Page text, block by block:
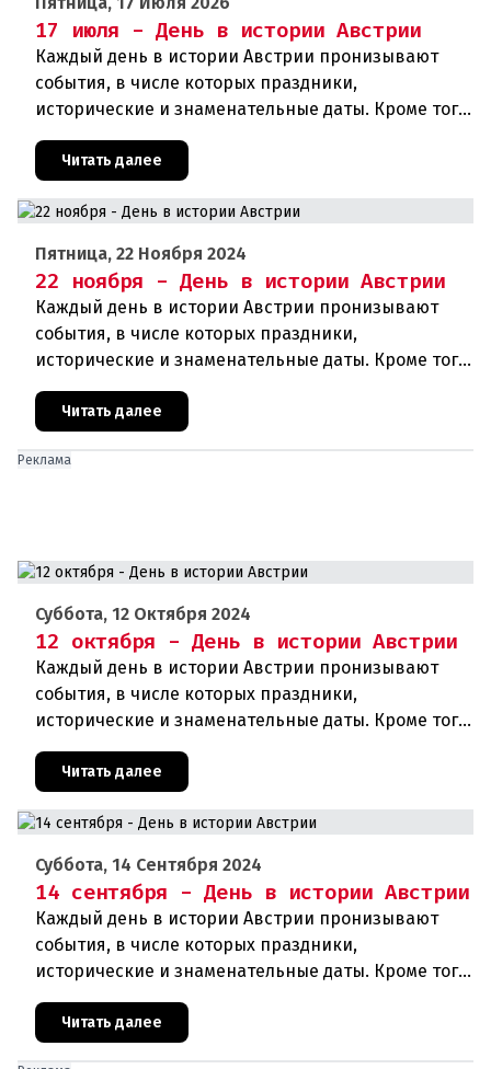
17 июля - День в истории Австрии
Каждый день в истории Австрии пронизывают
события, в числе которых праздники,
исторические и знаменательные даты. Кроме того
дни рождения различных деятелей страны, а
также дни их смерти. Что же произ
Читать далее
Пятница, 22 Ноября 2024
22 ноября - День в истории Австрии
Каждый день в истории Австрии пронизывают
события, в числе которых праздники,
исторические и знаменательные даты. Кроме того
дни рождения различных деятелей Австрии, а
также дни их смерти. Что же прои
Читать далее
Реклама
Суббота, 12 Октября 2024
12 октября - День в истории Австрии
Каждый день в истории Австрии пронизывают
события, в числе которых праздники,
исторические и знаменательные даты. Кроме того,
дни рождения различных деятелей страны, а
также дни их смерти. Что же прои
Читать далее
Суббота, 14 Сентября 2024
14 сентября - День в истории Австрии
Каждый день в истории Австрии пронизывают
события, в числе которых праздники,
исторические и знаменательные даты. Кроме того
дни рождения различных деятелей Австрии, а
также дни их смерти. Что же прои
Читать далее